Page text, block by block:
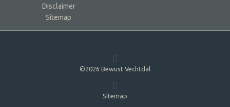
Disclaimer
Sitemap
©2026 Bewust Vechtdal
Sitemap